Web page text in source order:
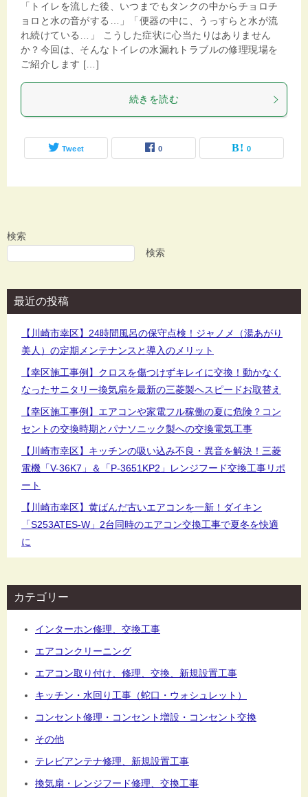
「トイレを流した後、いつまでもタンクの中からチョロチ
ョロと水の音がする…」「便器の中に、うっすらと水が流
れ続けている…」 こうした症状に心当たりはありません
か？今回は、そんなトイレの水漏れトラブルの修理現場を
ご紹介します […]
続きを読む
Tweet 0 0
検索
検索
最近の投稿
【川崎市幸区】24時間風呂の保守点検！ジャノメ（湯あがり
美人）の定期メンテナンスと導入のメリット
【幸区施工事例】クロスを傷つけずキレイに交換！動かなく
なったサニタリー換気扇を最新の三菱製へスピードお取替え
【幸区施工事例】エアコンや家電フル稼働の夏に危険？コン
セントの交換時期とパナソニック製への交換電気工事
【川崎市幸区】キッチンの吸い込み不良・異音を解決！三菱
電機「V-36K7」＆「P-3651KP2」レンジフード交換工事リポ
ート
【川崎市幸区】黄ばんだ古いエアコンを一新！ダイキン
「S253ATES-W」2台同時のエアコン交換工事で夏冬を快適
に
カテゴリー
インターホン修理、交換工事
エアコンクリーニング
エアコン取り付け、修理、交換、新規設置工事
キッチン・水回り工事（蛇口・ウォシュレット）
コンセント修理・コンセント増設・コンセント交換
その他
テレビアンテナ修理、新規設置工事
換気扇・レンジフード修理、交換工事